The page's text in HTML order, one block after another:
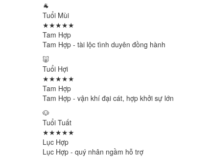
🐐
Tuổi Mùi
★★★★★
Tam Hợp
Tam Hợp - tài lộc tình duyên đồng hành
🐷
Tuổi Hợi
★★★★★
Tam Hợp
Tam Hợp - vận khí đại cát, hợp khởi sự lớn
🐶
Tuổi Tuất
★★★★★
Lục Hợp
Lục Hợp - quý nhân ngầm hỗ trợ